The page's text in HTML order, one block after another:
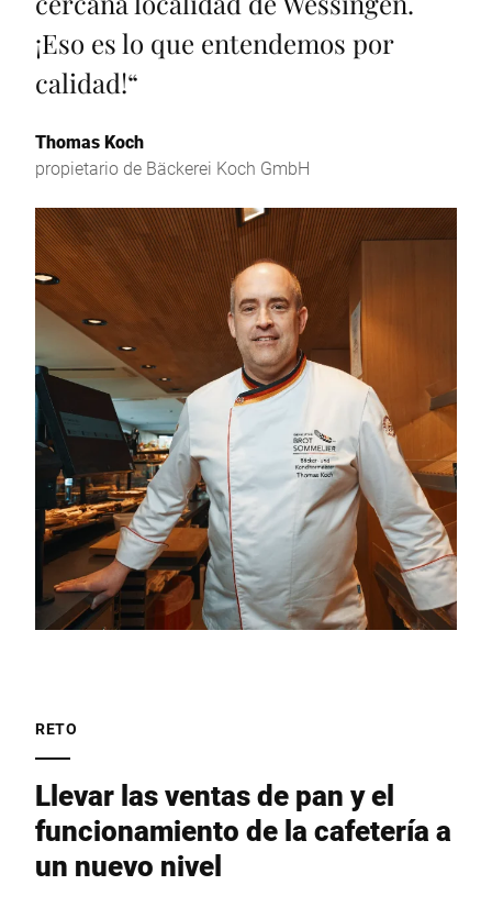
¡Eso es lo que entendemos por
calidad!“
Thomas Koch
propietario de Bäckerei Koch GmbH
RETO
Llevar las ventas de pan y el
funcionamiento de la cafetería a
un nuevo nivel